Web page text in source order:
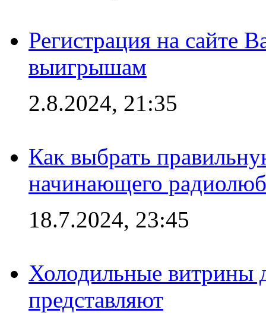
Регистрация на сайте
выигрышам
2.8.2024, 21:35
Как выбрать
начинающего
18.7.2024, 23:45
Холодильные витрины
представляют